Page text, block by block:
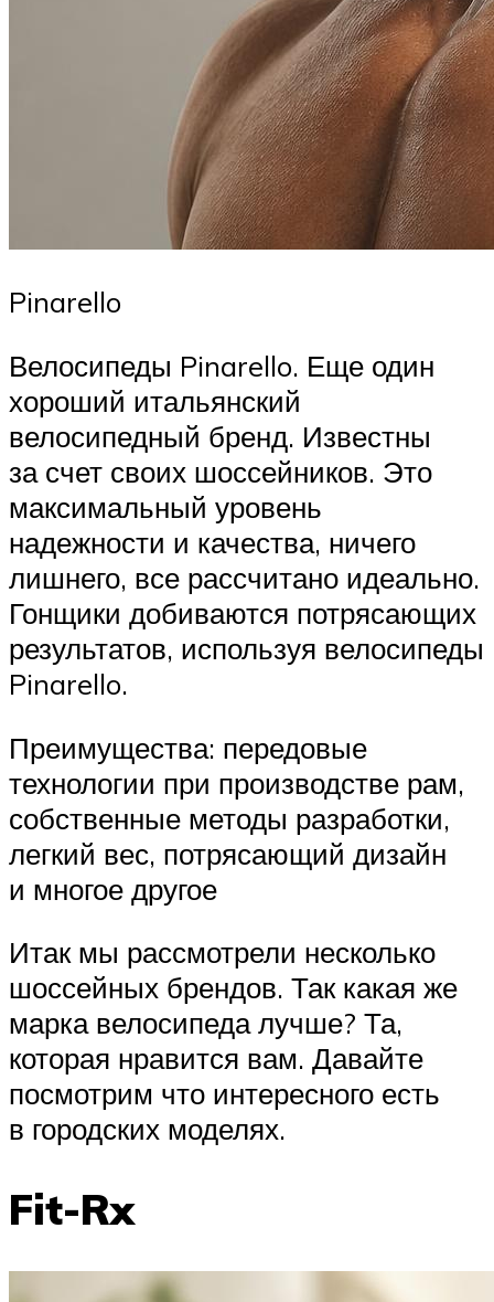
Pinarello
Велосипеды Pinarello. Еще один
хороший итальянский
велосипедный бренд. Известны
за счет своих шоссейников. Это
максимальный уровень
надежности и качества, ничего
лишнего, все рассчитано идеально.
Гонщики добиваются потрясающих
результатов, используя велосипеды
Pinarello.
Преимущества: передовые
технологии при производстве рам,
собственные методы разработки,
легкий вес, потрясающий дизайн
и многое другое
Итак мы рассмотрели несколько
шоссейных брендов. Так какая же
марка велосипеда лучше? Та,
которая нравится вам. Давайте
посмотрим что интересного есть
в городских моделях.
Fit-Rx